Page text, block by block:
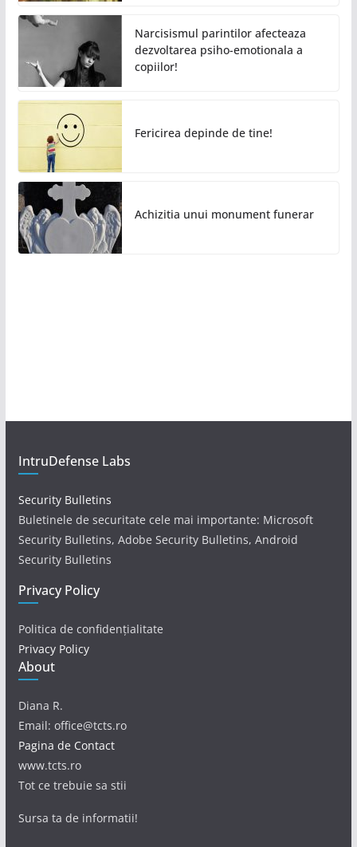
Narcisismul parintilor afecteaza
dezvoltarea psiho-emotionala a
copiilor!
Fericirea depinde de tine!
Achizitia unui monument funerar
IntruDefense Labs
Security Bulletins
Buletinele de securitate cele mai importante: Microsoft
Security Bulletins, Adobe Security Bulletins, Android
Security Bulletins
Privacy Policy
Politica de confidențialitate
Privacy Policy
About
Diana R.
Email: office@tcts.ro
Pagina de Contact
www.tcts.ro
Tot ce trebuie sa stii
Sursa ta de informatii!